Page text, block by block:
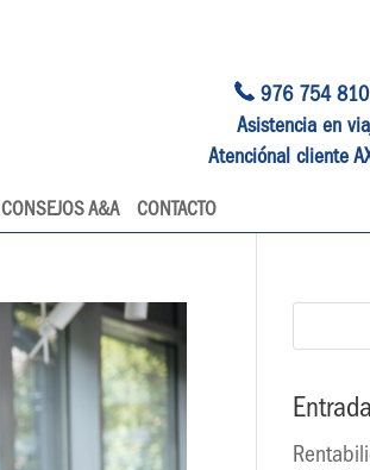
976 754
Asistencia en
Atenciónal cliente
CONSEJOS A&A CONTACTO